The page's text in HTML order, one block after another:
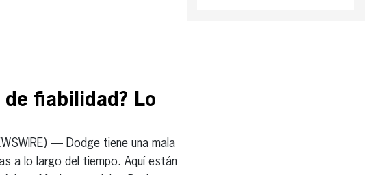
de fiabilidad? Lo
— Dodge tiene una mala
a lo largo del tiempo. Aquí están